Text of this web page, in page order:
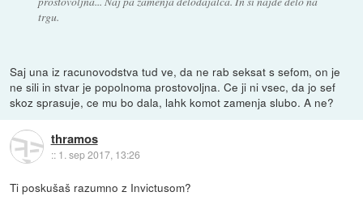
trgu.
Saj una iz racunovodstva tud ve, da ne rab seksat s sefom, on je
ne sili in stvar je popolnoma prostovoljna. Ce ji ni vsec, da jo sef
skoz sprasuje, ce mu bo dala, lahk komot zamenja slubo. A ne?
thramos
:: 1. sep 2017, 13:26
Ti poskušaš razumno z Invictusom?